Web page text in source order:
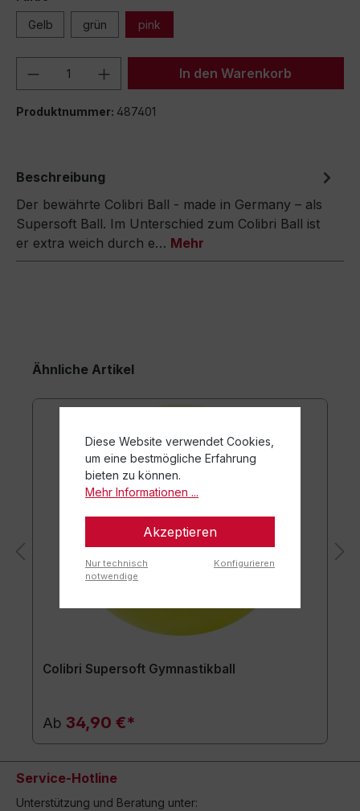
Gelb grün pink
Produkt Anzahl: Gib denIn den Warenkorb
Produktnummer: 487401
Beschreibung
Der bewährte Colibri Ball - made in Germany – als
Supersoft Ball. Im Unterschied zum Colibri Ball ist
er extra weich durch e… Mehr
Ähnliche Artikel
Colibri Supersoft Gymnastikball
Ab 34,90 €*
Service-Hotline
Unterstützung und Beratung unter:
Diese Website verwendet Cookies,
um eine bestmögliche Erfahrung
bieten zu können.
Mehr Informationen ...
Akzeptieren
Nur technisch
notwendige
Konfigurieren